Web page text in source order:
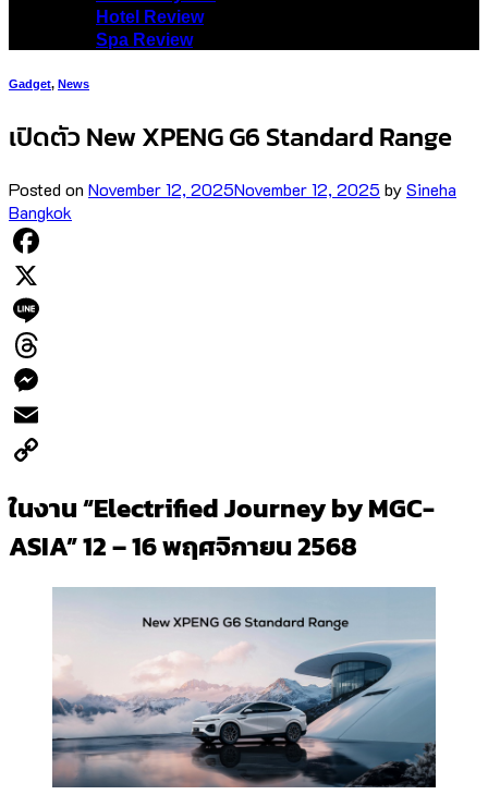
Hotel Review
Spa Review
Gadget, News
เปิดตัว New XPENG G6 Standard Range
Posted on November 12, 2025November 12, 2025 bySineha
Bangkok
Facebook
X
Line
Threads
Messenger
Email
Link
ในงาน“Electrified Journey by MGC-
ASIA”12 – 16พฤศจิกายน2568